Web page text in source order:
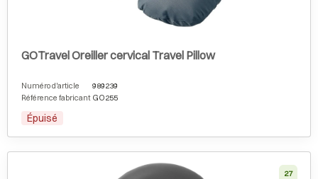
GOTravel Oreiller cervical Travel Pillow
Numéro d'article
989239
Référence fabricant GO255
Épuisé
27